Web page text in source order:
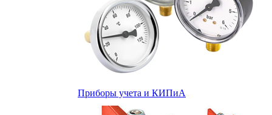
Приборы учета и КИПиА